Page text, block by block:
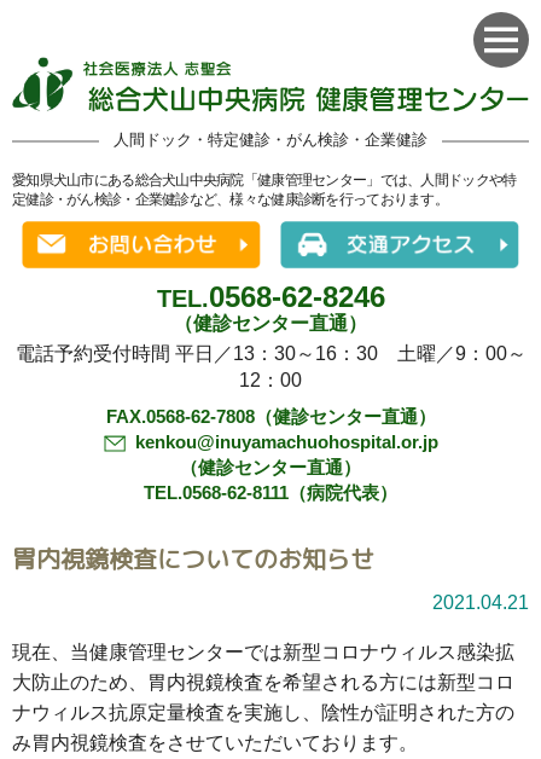
人間ドック・特定健診・がん検診・企業健診
愛知県犬山市にある総合犬山中央病院「健康管理センター」では、人間ドックや特
定健診・がん検診・企業健診など、様々な健康診断を行っております。
TEL.0568-62-8246
（健診センター直通）
電話予約受付時間 平日／13：30～16：30 土曜／9：00～
12：00
FAX.0568-62-7808（健診センター直通）
kenkou@inuyamachuohospital.or.jp
（健診センター直通）
TEL.0568-62-8111（病院代表）
胃内視鏡検査についてのお知らせ
2021.04.21
現在、当健康管理センターでは新型コロナウィルス感染拡
大防止のため、胃内視鏡検査を希望される方には新型コロ
ナウィルス抗原定量検査を実施し、陰性が証明された方の
み胃内視鏡検査をさせていただいております。